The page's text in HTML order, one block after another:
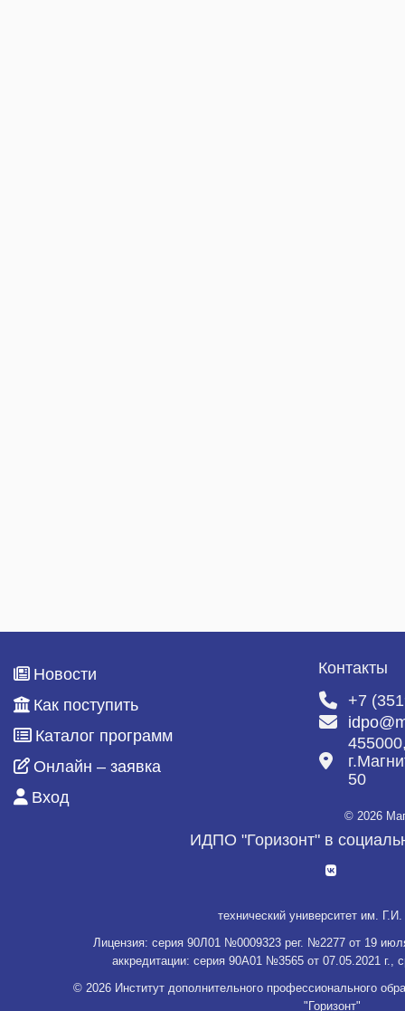
Новости
Как поступить
Каталог программ
Онлайн – заявка
Вход
Контакты
+7
50
ИДПО "Горизонт" в
© 2026
технический университет им.
Лицензия: серия 90Л01 №0009323 рег. №2277 от 19
аккредитации: серия 90А01 №3565 от 07.05.2021 г.,
© 2026 Институт дополнительного профессионального
"Горизонт"
Нажимая кнопку «СОГЛАСЕН», Вы
подтверждаете то, что Вы
проинформированы об
cookiesна нашем сайте